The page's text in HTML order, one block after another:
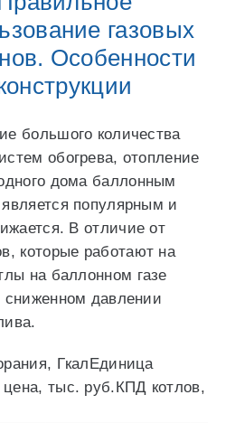
газовых
Особенности
большого количества
обогрева, отопление
дома баллонным
популярным и
В отличие от
которые работают на
на баллонном газе
сниженном давлении
ГкалЕдиница
тыс. руб.КПД котлов,